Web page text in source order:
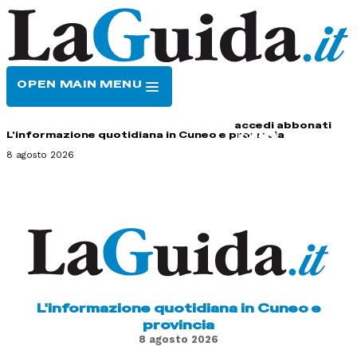
OPEN MAIN MENU
accedi abbonati
L'informazione quotidiana in Cuneo e provincia
8 agosto 2026
L'informazione quotidiana in Cuneo e
provincia
8 agosto 2026